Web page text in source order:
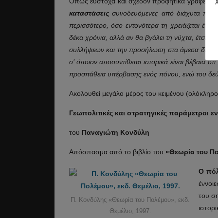
καταστάσεις συνοδευόμενες από διάχυτα
περισσότερο, όσο εντονότερα τη χρειάζεται
δέκα χρόνια, αλλά αν θα βγάλει τη νύχτα, έτσι ο
συλλήψεων και την προσήλωση στα άμεσα
σ’ όποιον αποσυντίθεται ιστορικά είναι
προσπάθεια υπέρβασης ενός πόνου, ενώ του
Ακολουθεί μεγάλο μέρος του κειμένου
Γεωπολιτικές και στρατηγικές παράμετροι
του Παναγιώτη Κονδύλη
Απόσπασμα από το βιβλίο του «Θεωρία του
Π. Κονδύλης «Θεωρία του Πολέμου», εκδ.
Θεμέλιο, 1997.
Ο
του